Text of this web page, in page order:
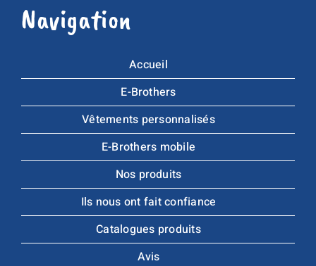
Navigation
Accueil
E-Brothers
Vêtements personnalisés
E-Brothers mobile
Nos produits
Ils nous ont fait confiance
Catalogues produits
Avis